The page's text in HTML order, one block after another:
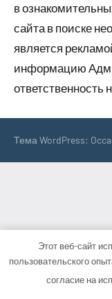
в
сайта в поиске
является
информацию
ответственность
Тема WordPress:
Этот веб-сайт
пользовательского
согласие на